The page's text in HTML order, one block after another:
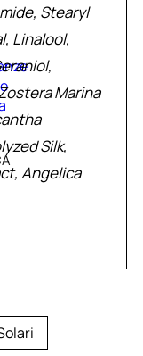
Stearyl
Linalool,
Marina
Silk,
Angelica